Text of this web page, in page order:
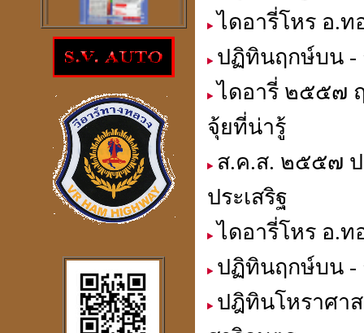
โปรแกรม
ราคา 300บาท
โปรแกรมดูดวงจีน2ภาษา
โปรแกรมดวงจีน
ไดอารี่โหร อ.ท
ปฏิทินฤกษ์บน -
ไดอารี่ ๒๕๕๗
จุ้ยที่น่ารู้
ส.ค.ส. ๒๕๕๗
ประเสริฐ
ไดอารี่โหร อ.ท
ปฏิทินฤกษ์บน -
ปฎิทินโหราศา